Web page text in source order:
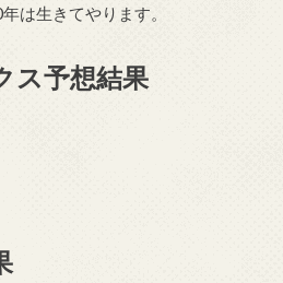
は生きてやります。
ス予想結果